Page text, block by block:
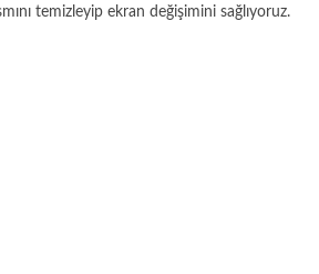
temizleyip ekran değişimini sağlıyoruz.